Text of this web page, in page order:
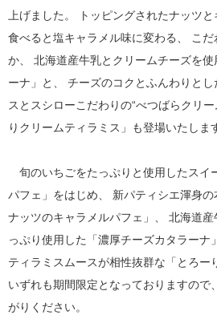
上げました。 トッピングされたナッツ
食べると塩キャラメル味に変わる、 こ
か、 北海道産牛乳とクリームチーズを
ーナ」と、 チーズのコクとふんわりと
スとスシローこだわりの“べつばらクリ
りクリームティラミス」も登場いたしま
旬のいちごをたっぷりと使用したスイ
パフェ」をはじめ、 新パティシエ渾身
ナッツのキャラメルパフェ」、 北海道
っぷり使用した「濃厚チーズカタラーナ
ティラミスムースが相性抜群な「とろー
いずれも期間限定となっておりますので
がりください。